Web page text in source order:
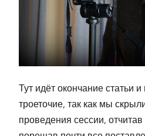
Тут идёт окончание статьи
троеточие, так как мы
проведения сессии,